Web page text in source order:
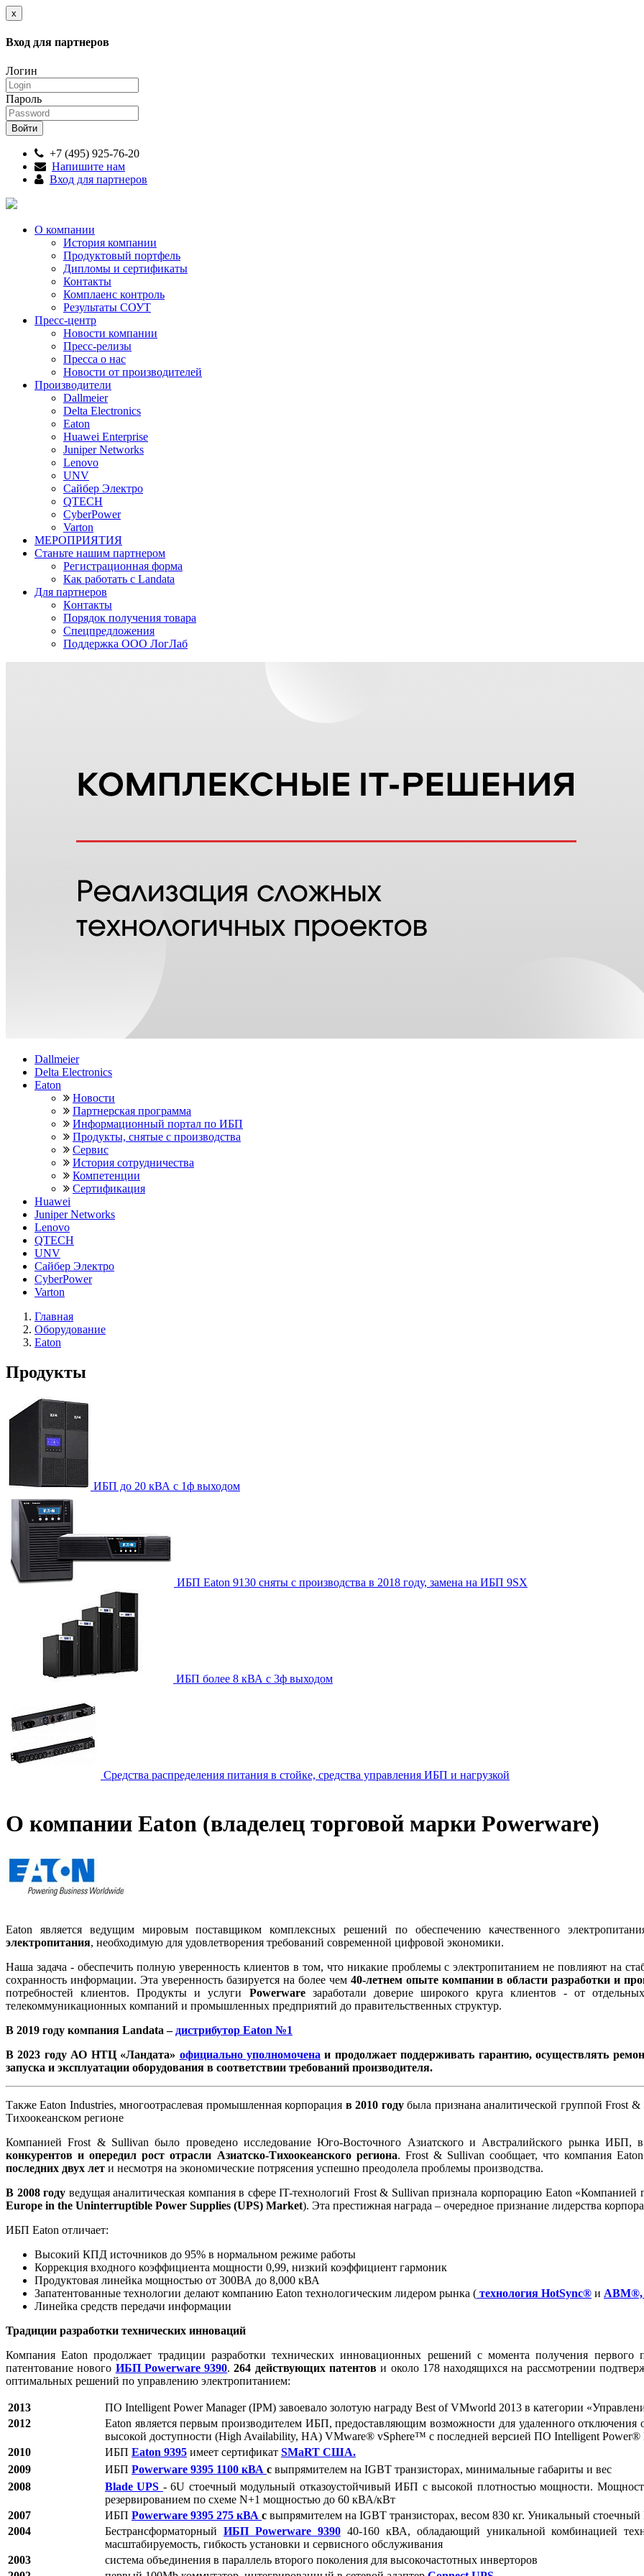
x
Вход для партнеров
Логин
Пароль
+7 (495) 925-76-20
Напишите нам
Вход для партнеров
О компании
История компании
Продуктовый портфель
Дипломы и сертификаты
Контакты
Комплаенс контроль
Результаты СОУТ
Пресс-центр
Новости компании
Пресс-релизы
Пресса о нас
Новости от производителей
Производители
Dallmeier
Delta Electronics
Eaton
Huawei Enterprise
Juniper Networks
Lenovo
UNV
Сайбер Электро
QTECH
CyberPower
Varton
МЕРОПРИЯТИЯ
Станьте нашим партнером
Регистрационная форма
Как работать с Landata
Для партнеров
Кoнтaкты
Порядок получения товара
Спецпредложения
Поддержка ООО ЛогЛаб
Dallmeier
Delta Electronics
Eaton
Новости
Партнерская программа
Информационный портал по ИБП
Продукты, снятые с производства
Сервис
История сотрудничества
Компетенции
Сертификация
Huawei
Juniper Networks
Lenovo
QTECH
UNV
Сайбер Электро
CyberPower
Varton
Главная
Оборудование
Eaton
Продукты
ИБП до 20 кВА с 1ф выходом
ИБП Eaton 9130 cняты с производства в 2018 году, замена на ИБП 9SX
ИБП более 8 кВА с 3ф выходом
Средства распределения питания в стойке, средства управления ИБП и нагрузкой
О компании Eaton (владелец торговой марки Powerware)
Eaton является ведущим мировым поставщиком комплексных решений по обеспечению качественного
электропитания, необходимую для удовлетворения требований современной цифровой экономики.
Наша задача - обеспечить полную уверенность клиентов в том, что никакие проблемы с электропитанием не повлияют на
сохранность информации. Эта уверенность базируется на более чем 40-летнем опыте компании в области разработки и
потребностей клиентов. Продукты и услуги Powerwareзаработали доверие широкого круга клиентов - от
телекоммуникационных компаний и промышленных предприятий до правительственных структур.
В 2019 году компания Landata – дистрибутор Eaton №1
В 2023 году АО НТЦ «Ландата» официально уполномочена и продолжает поддерживать гарантию, осуществлять
запуска и эксплуатации оборудования в соответствии требований производителя.
Также Eaton Industries, многоотраслевая промышленная корпорация в 2010 годубыла признана аналитической группой Frost
Тихоокеанском регионе
Компанией Frost & Sullivan было проведено исследование Юго-Восточного Азиатского и Австралийского рынка ИБП,
конкурентов и опередил рост отрасли Азиатско-Тихоокеанского региона. Frost & Sullivan сообщает, что компания Eaton
последних двух лет и несмотря на экономические потрясения успешно преодолела проблемы производства.
В 2008 году ведущая аналитическая компания в сфере IT-технологий Frost & Sullivan признала корпорацию Eaton
Europe in the Uninterruptible Power Supplies (UPS) Market). Эта престижная награда – очередное признание лидерства
ИБП Eaton отличает:
Высокий КПД источников до 95% в нормальном режиме работы
Коррекция входного коэффициента мощности 0,99, низкий коэффициент гармоник
Продуктовая линейка мощностью от 300ВА до 8,000 кВА
Запатентованные технологии делают компанию Eaton технологическим лидером рынка ( технология HotSync® и ABM®,
Линейка средств передачи информации
Традиции разработки технических инноваций
Компания Eaton продолжает традиции разработки технических инновационных решений с момента получения
патентование нового ИБП Powerware 9390.264 действующих патентов и около 178 находящихся на рассмотрении
оптимальных решений по управлению электропитанием:
2013
ПО Intelligent Power Manager (IPM) завоевало золотую награду Best of VMworld 2013 в категории
2012
Eaton является первым производителем ИБП, предоставляющим возможности для удаленного отключения
высокой доступности (High Availability, HA) VMware® vSphere™ с последней версией ПО Intelligent Power®
2010
ИБП Eaton 9395 имеет сертификат SMaRT США.
2009
ИБП Powerware 9395 1100 кВА с выпрямителем на IGBT транзисторах, минимальные габариты и вес
2008
Blade UPS - 6U стоечный модульный отказоустойчивый ИБП с высокой плотностью мощности.
резервированием по схеме N+1 мощностью до 60 кВА/кВт
2007
ИБП Powerware 9395 275 кВА с выпрямителем на IGBT транзисторах, весом 830 кг. Уникальный
2004
Бестрансформаторный ИБП Powerware 939040-160 кВА, обладающий уникальной комбинацией
масштабируемость, гибкость установки и сервисного обслуживания
2003
система объединения в параллель второго поколения для высокочастотных инверторов